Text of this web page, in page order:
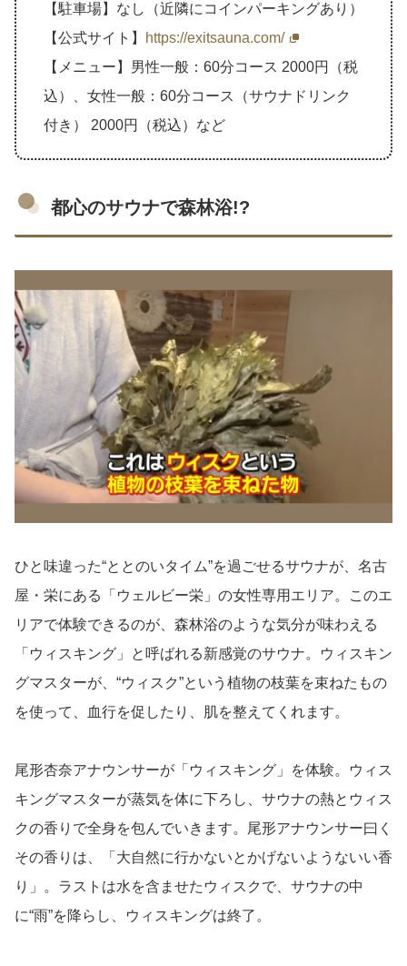
【駐車場】なし（近隣にコインパーキングあり）
【公式サイト】
https://exitsauna.com/
【メニュー】男性一般：60分コース 2000円（税
込）、女性一般：60分コース（サウナドリンク
付き） 2000円（税込）など
都心のサウナで森林浴!?
ひと味違った“ととのいタイム”を過ごせるサウナが、名古
屋・栄にある「ウェルビー栄」の女性専用エリア。このエ
リアで体験できるのが、森林浴のような気分が味わえる
「ウィスキング」と呼ばれる新感覚のサウナ。ウィスキン
グマスターが、“ウィスク”という植物の枝葉を束ねたもの
を使って、血行を促したり、肌を整えてくれます。
尾形杏奈アナウンサーが「ウィスキング」を体験。ウィス
キングマスターが蒸気を体に下ろし、サウナの熱とウィス
クの香りで全身を包んでいきます。尾形アナウンサー曰く
その香りは、「大自然に行かないとかげないようないい香
り」。ラストは水を含ませたウィスクで、サウナの中
に“雨”を降らし、ウィスキングは終了。